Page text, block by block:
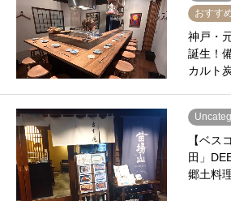
おすす
神戸・
誕生！
カルト
【ベス
田」
郷土料